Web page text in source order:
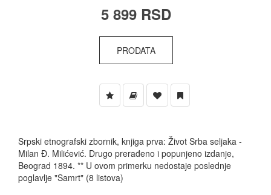
5 899 RSD
PRODATA
Srpski etnografski zbornik, knjiga prva: Život Srba seljaka -
Milan Đ. Milićević. Drugo prerađeno i popunjeno izdanje,
Beograd 1894. ** U ovom primerku nedostaje poslednje
poglavlje "Samrt" (8 listova)